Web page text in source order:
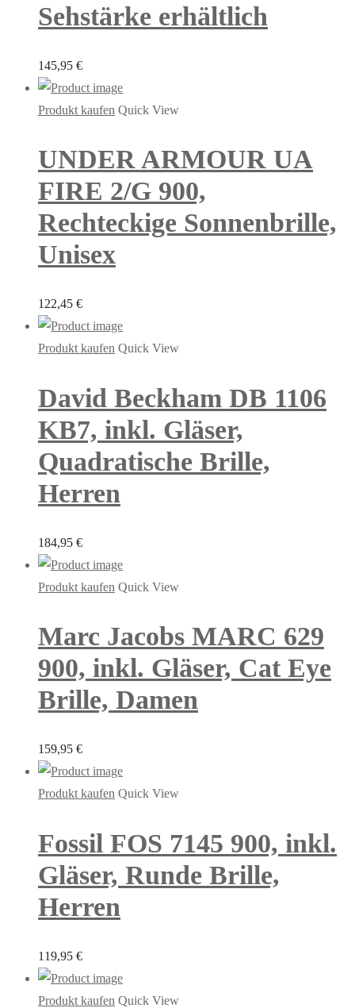
Sehstärke erhältlich
145,95 €
Produkt kaufen Quick View
UNDER ARMOUR UA
FIRE 2/G 900,
Rechteckige Sonnenbrille,
Unisex
122,45 €
Produkt kaufen Quick View
David Beckham DB 1106
KB7, inkl. Gläser,
Quadratische Brille,
Herren
184,95 €
Produkt kaufen Quick View
Marc Jacobs MARC 629
900, inkl. Gläser, Cat Eye
Brille, Damen
159,95 €
Produkt kaufen Quick View
Fossil FOS 7145 900, inkl.
Gläser, Runde Brille,
Herren
119,95 €
Produkt kaufen Quick View